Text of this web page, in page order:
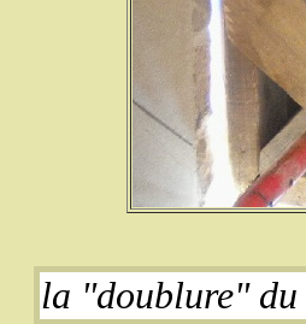
la "doublure" du